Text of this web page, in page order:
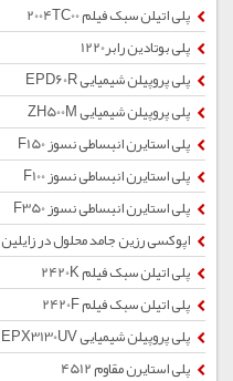
پلی اتیلن سبک فیلم 2004TC00
پلی بوتادین رابر1220
پلی پروپیلن شیمیایی EPD60R
پلی پروپیلن شیمیایی ZH500M
پلی استایرن انبساطی نسوز F150
پلی استایرن انبساطی نسوز F100
پلی استایرن انبساطی نسوز F350
اپوکسی رزین جامد محلول در زایلین
پلی اتیلن سبک فیلم 2420K
پلی اتیلن سبک فیلم 2420F
پلی پروپیلن شیمیایی EPX3130UV
پلی استایرن مقاوم 4512